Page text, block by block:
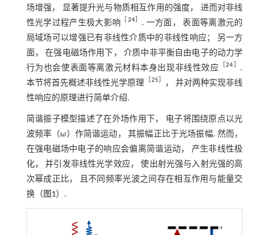
场增强， 显著提升光与物质相互作用的强度， 进而对非线
性光学过程产生极大影响
［24］ . 一方面， 表面等离激元的
局域场可以增强已有非线性介质中的非线性响应； 另一方
面， 在强电磁场作用下， 介质中非平衡自由电子的动力学
行为也会使表面等离激元材料本身出现非线性效应 ［24］ .
本节将首先概述非线性光学原理
［25］
， 并对两种实现非线
性响应的原理进行简单介绍.
简谐振子模型描述了在外场作用下， 电子将围绕原点以光
波频率（ω）作简谐运动， 其振幅正比于光场振幅. 然而，
在强电磁场中电子的响应会偏离简谐运动， 产生非线性极
化， 并引发非线性光学效应， 使出射光强与入射光强的高
次幂成正比， 且不同频率光波之间存在相互作用与能量交
换（ 图1）.